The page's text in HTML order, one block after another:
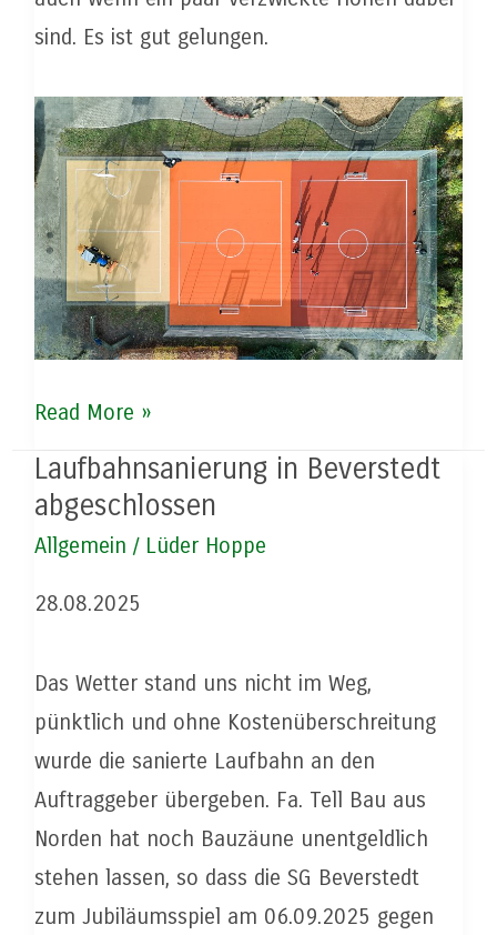
sind. Es ist gut gelungen.
Kleinspielfeld
in
Walsrode
freigegeben.
Read More »
Laufbahnsanierung in Beverstedt
abgeschlossen
Allgemein / Lüder Hoppe
28.08.2025
Das Wetter stand uns nicht im Weg,
pünktlich und ohne Kostenüberschreitung
wurde die sanierte Laufbahn an den
Auftraggeber übergeben. Fa. Tell Bau aus
Norden hat noch Bauzäune unentgeldlich
stehen lassen, so dass die SG Beverstedt
zum Jubiläumsspiel am 06.09.2025 gegen